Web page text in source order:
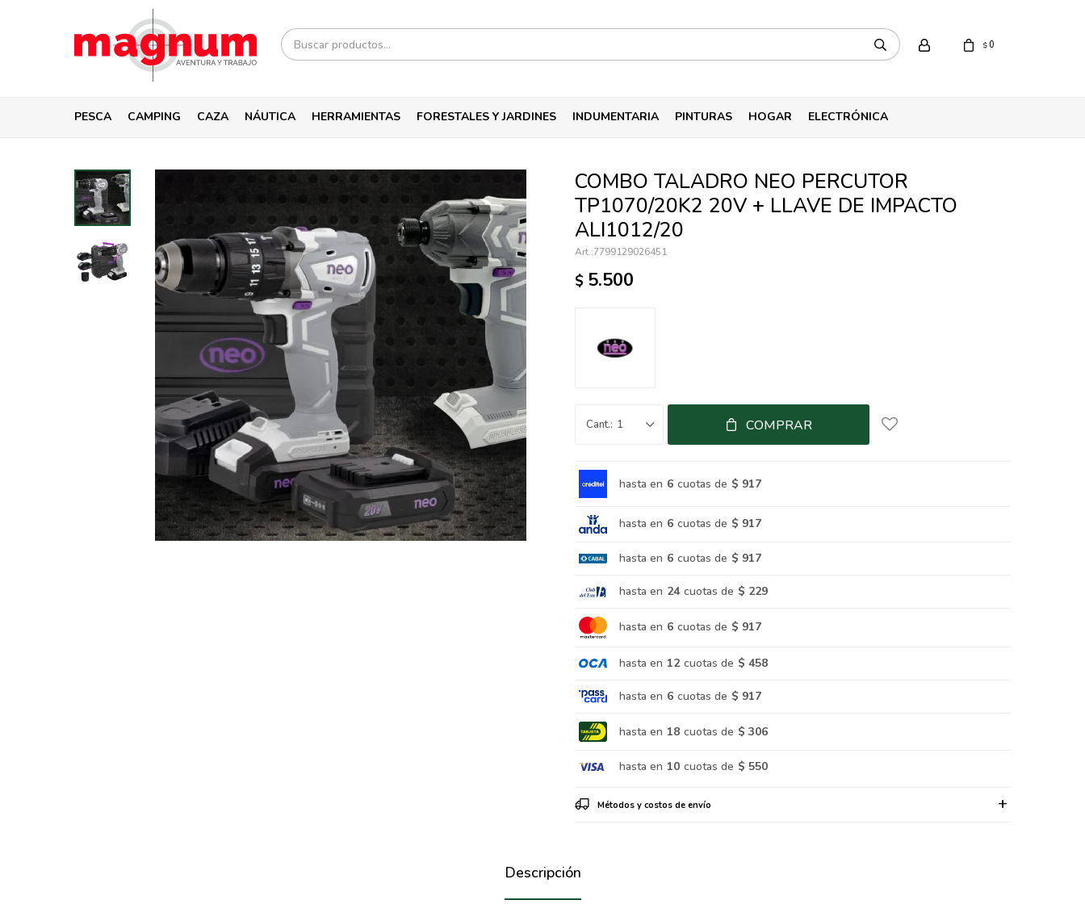
PESCA CAMPING CAZA NÁUTICA HERRAMIENTAS FORESTALES Y JARDINES INDUMENTARIA PINTURAS HOGAR ELECTRÓNICA
$ 0
COMBO TALADRO NEO PERCUTOR
TP1070/20K2 20V + LLAVE DE IMPACTO
ALI1012/20
7799129026451
$ 5.500
1 COMPRAR
hasta en 6 cuotas de $ 917
hasta en 6 cuotas de $ 917
hasta en 6 cuotas de $ 917
hasta en 24 cuotas de $ 229
hasta en 6 cuotas de $ 917
hasta en 12 cuotas de $ 458
hasta en 6 cuotas de $ 917
hasta en 18 cuotas de $ 306
hasta en 10 cuotas de $ 550
Métodos y costos de envío
Descripción